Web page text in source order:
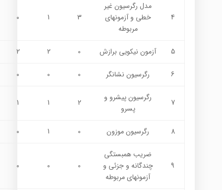
4
مدل رگرسيون غير
خطي و آزمونهاي
مربوطه
3
1
0
5 آزمون نيكويي برازش 0
2
2
6 رگرسيون نشانگر 0
0
0
7
رگرسيون پيشرو و
پسرو
2
1
1
8 رگرسيون موزون 0
1
0
9
ضريب همبستگي
چندگانه و جزئي و
آزمونهاي مربوطه
0
0
0